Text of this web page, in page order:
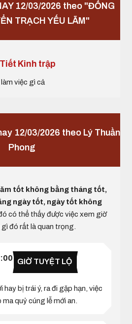
12/03/2026 theo "ĐỔNG
TRẠCH YẾU LÃM"
Kinh trập
việc gì cả
12/03/2026 theo Lý Thuần
Phong
tốt không bằng tháng tốt,
ngày tốt, ngày tốt không
có thể thấy được việc xem giờ
đó rất là quan trọng.
GIỜ TUYỆT LỘ
hay bị trái ý, ra đi gặp hạn, việc
quỷ cúng lễ mới an.